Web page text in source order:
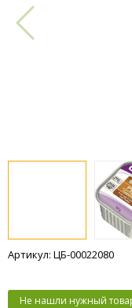
Артикул: ЦБ-00022080
Не нашли нужный